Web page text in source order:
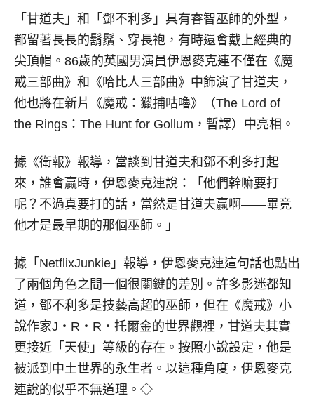
「甘道夫」和「鄧不利多」具有睿智巫師的外型，
都留著長長的鬍鬚、穿長袍，有時還會戴上經典的
尖頂帽。86歲的英國男演員伊恩麥克連不僅在《魔
戒三部曲》和《哈比人三部曲》中飾演了甘道夫，
他也將在新片《魔戒：獵捕咕嚕》（The Lord of
the Rings：The Hunt for Gollum，暫譯）中亮相。
據《衛報》報導，當談到甘道夫和鄧不利多打起
來，誰會贏時，伊恩麥克連說：「他們幹嘛要打
呢？不過真要打的話，當然是甘道夫贏啊——畢竟
他才是最早期的那個巫師。」
據「NetflixJunkie」報導，伊恩麥克連這句話也點出
了兩個角色之間一個很關鍵的差別。許多影迷都知
道，鄧不利多是技藝高超的巫師，但在《魔戒》小
說作家J‧R‧R‧托爾金的世界觀裡，甘道夫其實
更接近「天使」等級的存在。按照小說設定，他是
被派到中土世界的永生者。以這種角度，伊恩麥克
連說的似乎不無道理。◇